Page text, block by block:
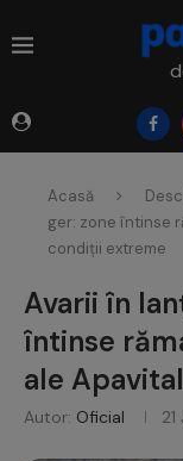
Acasă
ger: zone întinse
condiții extreme
Avarii în
întinse
ale
Autor: Oficial